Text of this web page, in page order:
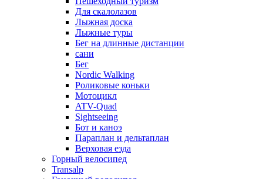
Для скалолазов
Лыжная доска
Лыжные туры
Бег на длинные дистанции
сани
Бег
Nordic Walking
Роликовые коньки
Мотоцикл
ATV-Quad
Sightseeing
Бот и каноэ
Параплан и дельтаплан
Верховая езда
Горный велосипед
Transalp